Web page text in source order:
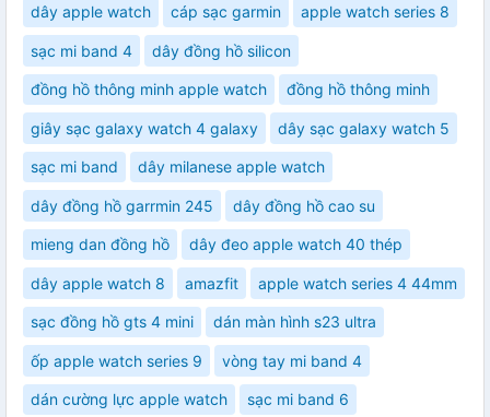
dây apple watch cáp sạc garmin apple watch series 8
sạc mi band 4 dây đồng hồ silicon
đồng hồ thông minh apple watch đồng hồ thông minh
giây sạc galaxy watch 4 galaxy dây sạc galaxy watch 5
sạc mi band dây milanese apple watch
dây đồng hồ garrmin 245 dây đồng hồ cao su
mieng dan đồng hồ dây đeo apple watch 40 thép
dây apple watch 8 amazfit apple watch series 4 44mm
sạc đồng hồ gts 4 mini dán màn hình s23 ultra
ốp apple watch series 9 vòng tay mi band 4
dán cường lực apple watch sạc mi band 6